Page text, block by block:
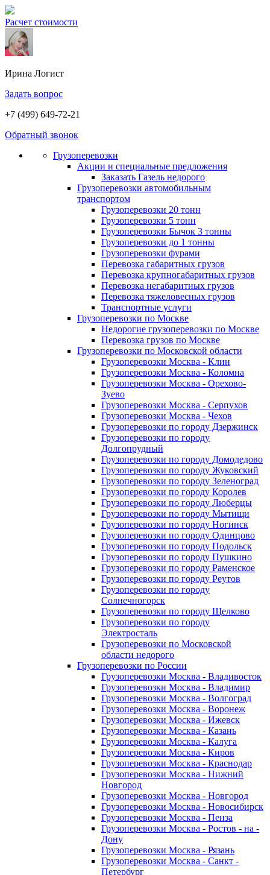
Расчет стоимости
Ирина Логист
Задать вопрос
+7 (499) 649-72-21
Обратный звонок
Грузоперевозки
Акции и специальные предложения
Заказать Газель недорого
Грузоперевозки автомобильным
транспортом
Грузоперевозки 20 тонн
Грузоперевозки 5 тонн
Грузоперевозки Бычок 3 тонны
Грузоперевозки до 1 тонны
Грузоперевозки фурами
Перевозка габаритных грузов
Перевозка крупногабаритных грузов
Перевозка негабаритных грузов
Перевозка тяжеловесных грузов
Транспортные услуги
Грузоперевозки по Москве
Недорогие грузоперевозки по Москве
Перевозка грузов по Москве
Грузоперевозки по Московской области
Грузоперевозки Москва - Клин
Грузоперевозки Москва - Коломна
Грузоперевозки Москва - Орехово-
Зуево
Грузоперевозки Москва - Серпухов
Грузоперевозки Москва - Чехов
Грузоперевозки по городу Дзержинск
Грузоперевозки по городу
Долгопрудный
Грузоперевозки по городу Домодедово
Грузоперевозки по городу Жуковский
Грузоперевозки по городу Зеленоград
Грузоперевозки по городу Королев
Грузоперевозки по городу Люберцы
Грузоперевозки по городу Мытищи
Грузоперевозки по городу Ногинск
Грузоперевозки по городу Одинцово
Грузоперевозки по городу Подольск
Грузоперевозки по городу Пушкино
Грузоперевозки по городу Раменское
Грузоперевозки по городу Реутов
Грузоперевозки по городу
Солнечногорск
Грузоперевозки по городу Щелково
Грузоперевозки по городу
Электросталь
Грузоперевозки по Московской
области недорого
Грузоперевозки по России
Грузоперевозки Москва - Владивосток
Грузоперевозки Москва - Владимир
Грузоперевозки Москва - Волгоград
Грузоперевозки Москва - Воронеж
Грузоперевозки Москва - Ижевск
Грузоперевозки Москва - Казань
Грузоперевозки Москва - Калуга
Грузоперевозки Москва - Киров
Грузоперевозки Москва - Краснодар
Грузоперевозки Москва - Нижний
Новгород
Грузоперевозки Москва - Новгород
Грузоперевозки Москва - Новосибирск
Грузоперевозки Москва - Пенза
Грузоперевозки Москва - Ростов - на -
Дону
Грузоперевозки Москва - Рязань
Грузоперевозки Москва - Санкт -
Петербург